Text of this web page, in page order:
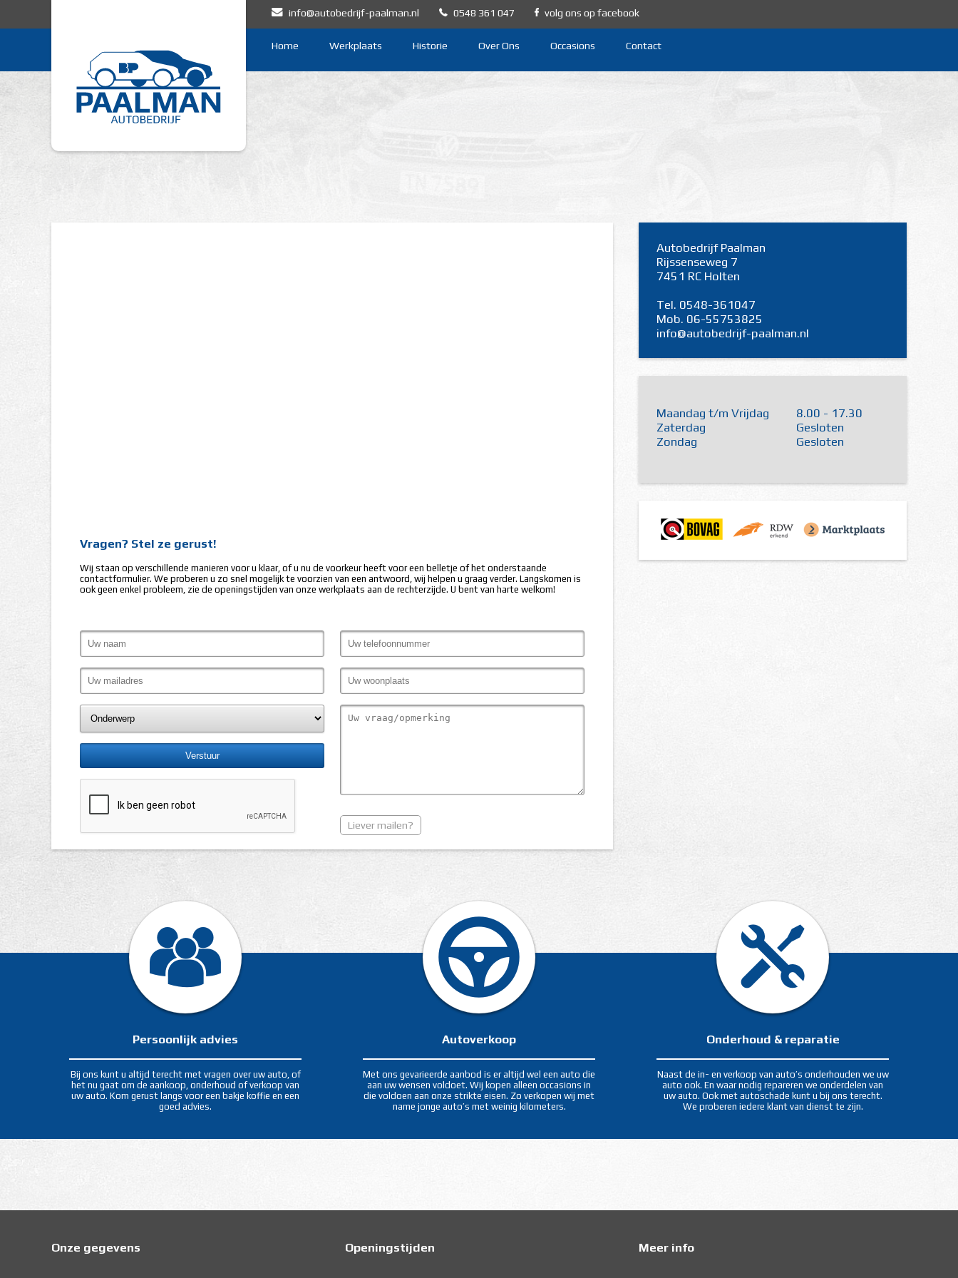
info@autobedrijf-paalman.nl 0548 361 047 volg ons op facebook
Home Werkplaats Historie Over Ons Occasions Contact
Vragen? Stel ze gerust!
Wij staan op verschillende manieren voor u klaar, of u nu de voorkeur heeft voor een belletje of het onderstaande
contactformulier. We proberen u zo snel mogelijk te voorzien van een antwoord, wij helpen u graag verder. Langskomen is
ook geen enkel probleem, zie de openingstijden van onze werkplaats aan de rechterzijde. U bent van harte welkom!
Liever mailen?
Autobedrijf Paalman
Rijssenseweg 7
7451 RC Holten
Tel. 0548-361047
Mob. 06-55753825
info@autobedrijf-paalman.nl
Maandag t/m Vrijdag
Zaterdag
Zondag
8.00 - 17.30
Gesloten
Gesloten
Persoonlijk advies
Bij ons kunt u altijd terecht met vragen over uw auto, of
het nu gaat om de aankoop, onderhoud of verkoop van
uw auto. Kom gerust langs voor een bakje koffie en een
goed advies.
Autoverkoop
Met ons gevarieerde aanbod is er altijd wel een auto die
aan uw wensen voldoet. Wij kopen alleen occasions in
die voldoen aan onze strikte eisen. Zo verkopen wij met
name jonge auto’s met weinig kilometers.
Onderhoud & reparatie
Naast de in- en verkoop van auto’s onderhouden we uw
auto ook. En waar nodig repareren we onderdelen van
uw auto. Ook met autoschade kunt u bij ons terecht.
We proberen iedere klant van dienst te zijn.
Onze gegevens Openingstijden Meer info